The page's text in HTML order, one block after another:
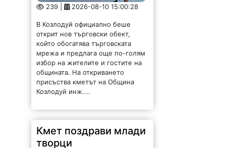
239 | 2026-08-10 15:00:28
В Козлодуй официално беше
открит нов търговски обект,
който обогатява търговската
мрежа и предлага още по-голям
избор на жителите и гостите на
общината. На откриването
присъства кметът на Община
Козлодуй инж....
Кмет поздрави млади
творци